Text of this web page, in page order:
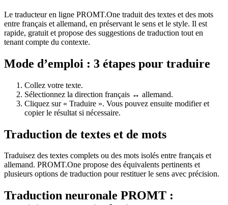
Le traducteur en ligne PROMT.One traduit des textes et des mots
entre français et allemand, en préservant le sens et le style. Il est
rapide, gratuit et propose des suggestions de traduction tout en
tenant compte du contexte.
Mode d’emploi : 3 étapes pour traduire
Collez votre texte.
Sélectionnez la direction français ↔ allemand.
Cliquez sur « Traduire ». Vous pouvez ensuite modifier et
copier le résultat si nécessaire.
Traduction de textes et de mots
Traduisez des textes complets ou des mots isolés entre français et
allemand. PROMT.One propose des équivalents pertinents et
plusieurs options de traduction pour restituer le sens avec précision.
Traduction neuronale PROMT :